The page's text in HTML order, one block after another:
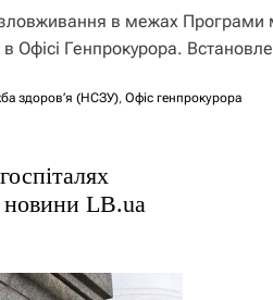
в межах Програми
Офісі Генпрокурора.
здоров’я (НСЗУ), Офіс генпрокурора
LB.ua